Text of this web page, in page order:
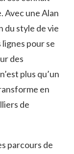
Avec une Alan
du style de vie
pour se
des
plus qu’un
en
de
parcours de